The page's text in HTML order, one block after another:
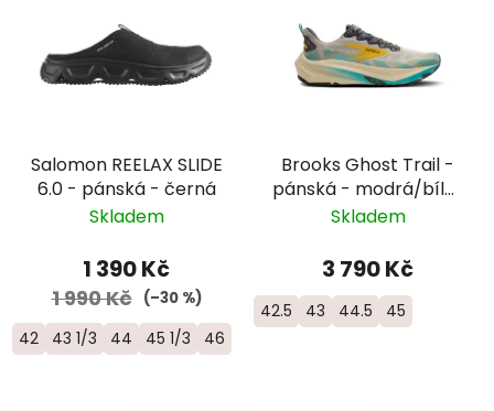
Salomon REELAX SLIDE
6.0 - pánská - černá
Skladem
1 390 Kč
1 990 Kč (–30 %)
42 43 1/3 44 45 1/3 46
Brooks Ghost Trail -
pánská - modrá/bílá/
žlutá
Skladem
3 790 Kč
42.5 43 44.5 45